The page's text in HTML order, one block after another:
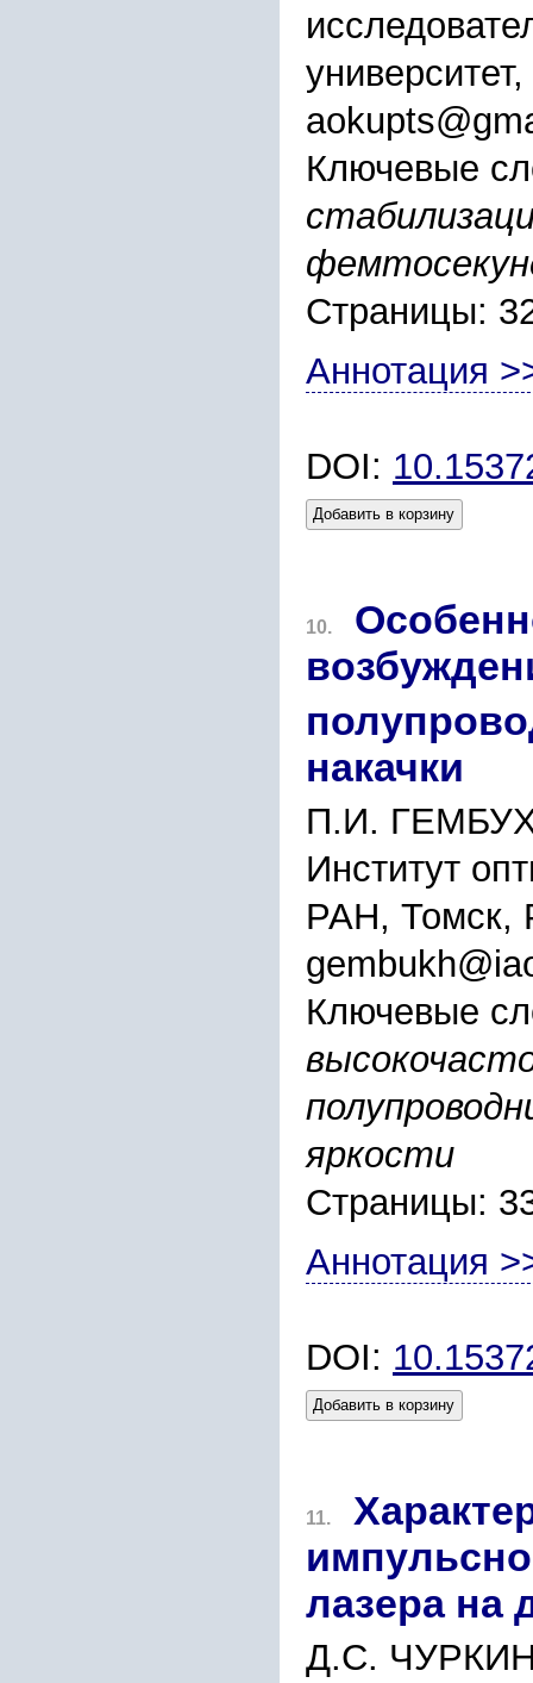
Ключевые
Страницы:
Аннотация
DOI:
Добавить в корзину
10.
накачки
П.И.
Институт
РАН, Томск,
Ключевые
яркости
Страницы:
Аннотация
DOI:
Добавить в корзину
11.
лазера на
Д.С.